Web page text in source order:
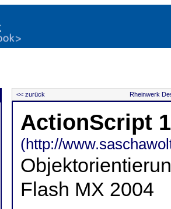
<< zurück Rheinwerk
ActionScript
(http://
Flash MX 2004